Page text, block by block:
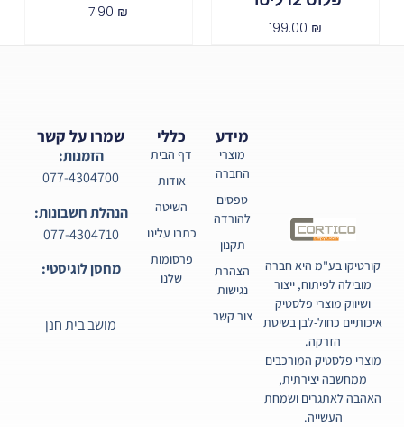
199.00 ₪
7.90 ₪
קורטיקו בע"מ היא חברה
מובילה לפיתוח, ייצור
ושיווק מוצרי פלסטיק
איכותיים כחול-לבן בשיטת
הזרקה.
מוצרי פלסטיק המורכבים
ממחשבה יצירתית,
האהבה לאתגרים ושמחת
העשייה.
כללי
דף הבית
אודות
השיטה
כתבו עלינו
פרסומות
שלנו
מידע
מוצרי
החברה
טפסים
להורדה
תקנון
הצהרת
נגישות
צור קשר
שמרו על קשר
הזמנות:
077-4304700
הנהלת חשבונות:
077-4304710
מחסן לוגיסטי:
מושב בית חנן